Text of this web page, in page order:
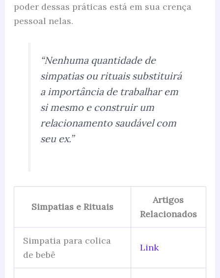
poder dessas práticas está em sua crença
pessoal nelas.
“Nenhuma quantidade de
simpatias ou rituais substituirá
a importância de trabalhar em
si mesmo e construir um
relacionamento saudável com
seu ex.”
Simpatias e Rituais
Artigos
Relacionados
Simpatia para colica
de bebê
Link